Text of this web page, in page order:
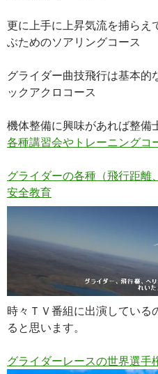
更に上手に上昇気流を捕らえ
ぶためのソアリングコース
グライダー曲技飛行は基本的
ックアクロコース
機体整備に興味があれば整備
各種講習会やトレーニングコ
グライダーの各種（飛行距離
安全教育
時々ＴＶ番組に出演している
ると思います。
グライダーレースの世界選手